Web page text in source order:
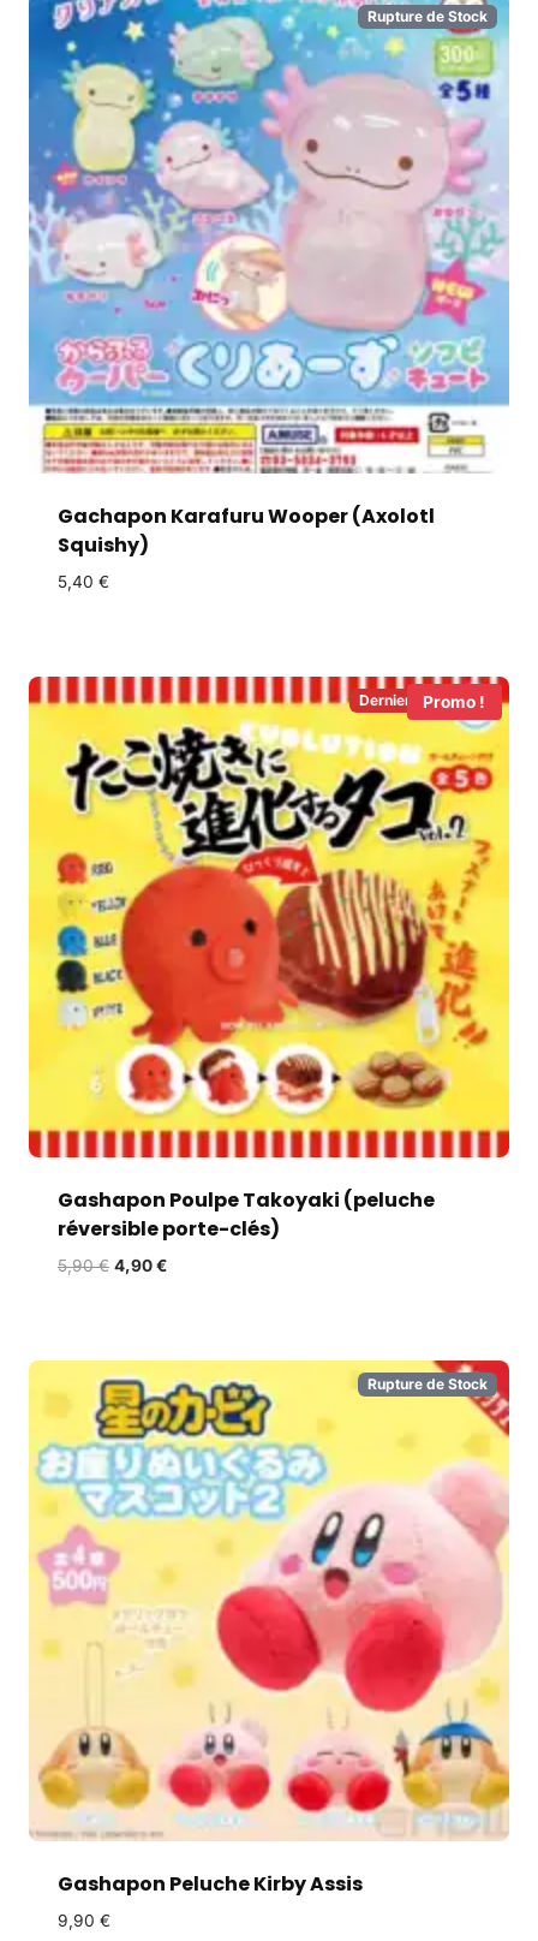
Rupture de Stock
Gachapon Karafuru Wooper (Axolotl
Squishy)
5,40 €
Derniers en Stock!
Promo !
Gashapon Poulpe Takoyaki (peluche
réversible porte-clés)
5,90€ 4,90€
Rupture de Stock
Gashapon Peluche Kirby Assis
9,90 €